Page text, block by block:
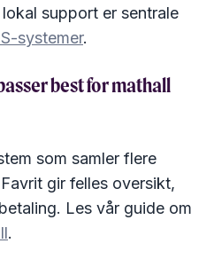
support er sentrale
systemer.
best for mathall
som samler flere
gir felles oversikt,
Les vår guide om
.